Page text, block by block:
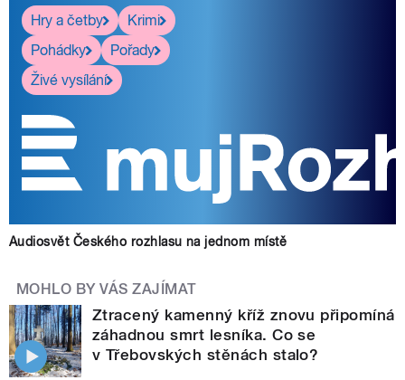
Hry a četby
Krimi
Pohádky
Pořady
Živé vysílání
Audiosvět Českého rozhlasu na jednom místě
MOHLO BY VÁS ZAJÍMAT
Ztracený kamenný kříž znovu připomíná
záhadnou smrt lesníka. Co se
v Třebovských stěnách stalo?